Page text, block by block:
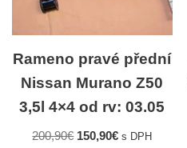
Rameno pravé přední
Nissan Murano Z50
3,5l 4×4 od rv: 03.05
200,90€ 150,90€ s DPH